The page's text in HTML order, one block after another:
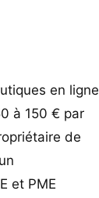
en ligne
à 150 € par
de
et PME